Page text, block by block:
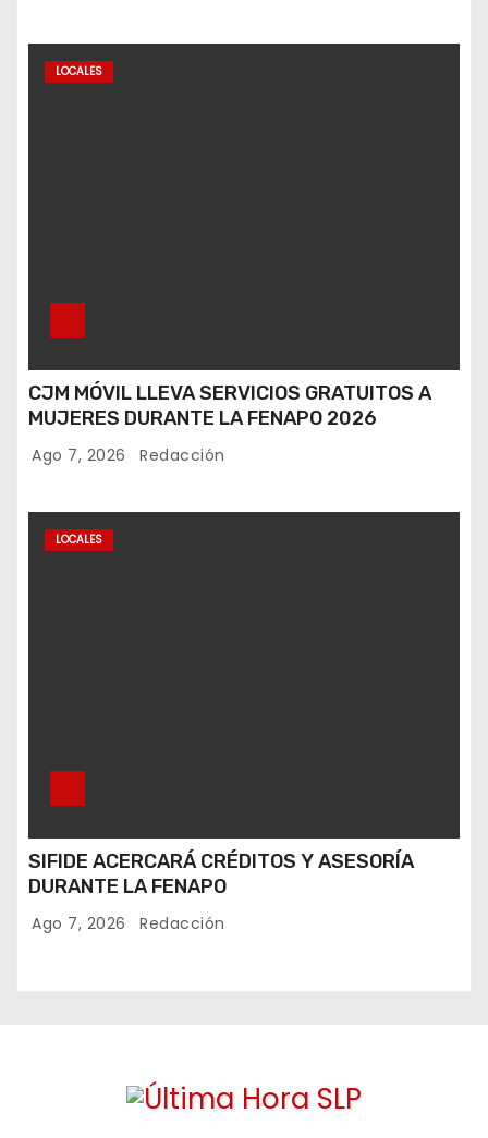
LOCALES
CJM MÓVIL LLEVA SERVICIOS GRATUITOS A
MUJERES DURANTE LA FENAPO 2026
Ago 7, 2026 Redacción
LOCALES
SIFIDE ACERCARÁ CRÉDITOS Y ASESORÍA
DURANTE LA FENAPO
Ago 7, 2026 Redacción